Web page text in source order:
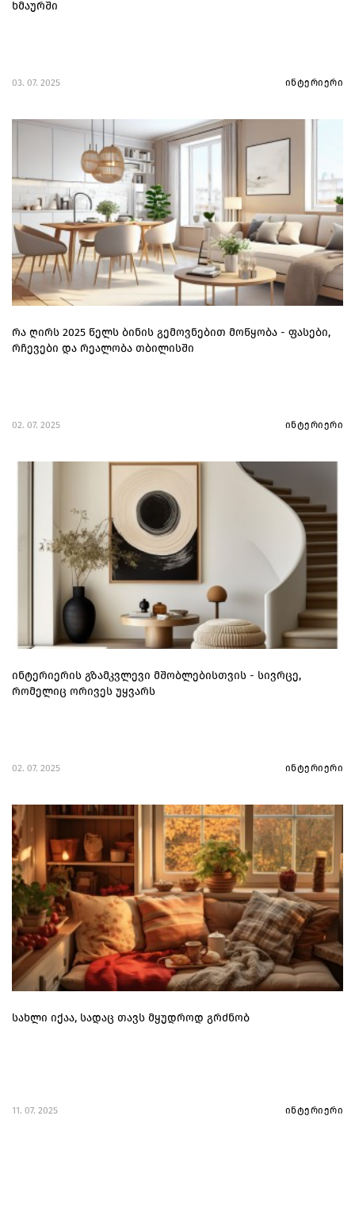
ხმაურში
03. 07. 2025 ინტერიერი
რა ღირს 2025 წელს ბინის გემოვნებით მოწყობა - ფასები,
რჩევები და რეალობა თბილისში
02. 07. 2025 ინტერიერი
ინტერიერის გზამკვლევი მშობლებისთვის - სივრცე,
რომელიც ორივეს უყვარს
02. 07. 2025 ინტერიერი
სახლი იქაა, სადაც თავს მყუდროდ გრძნობ
11. 07. 2025 ინტერიერი